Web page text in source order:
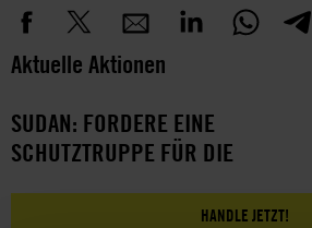
Aktuelle Aktionen
SUDAN: FORDERE EINE
SCHUTZTRUPPE FÜR DIE
HANDLE JETZT!